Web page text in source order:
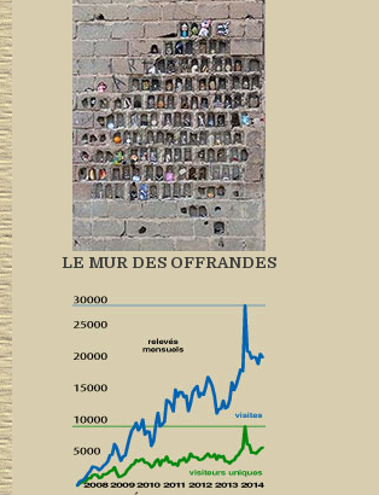
LE MUR DES OFFRANDES